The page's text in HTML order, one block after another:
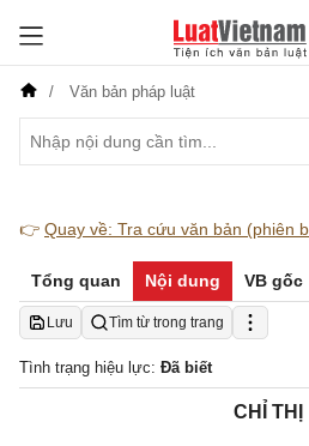
Văn bản pháp luật
👉 Quay về: Tra cứu văn bản (phiên
Tổng quan Nội dung VB gốc
Lưu Tìm từ trong trang
Tình trạng hiệu lực: Đã biết
CHỈ THỊ